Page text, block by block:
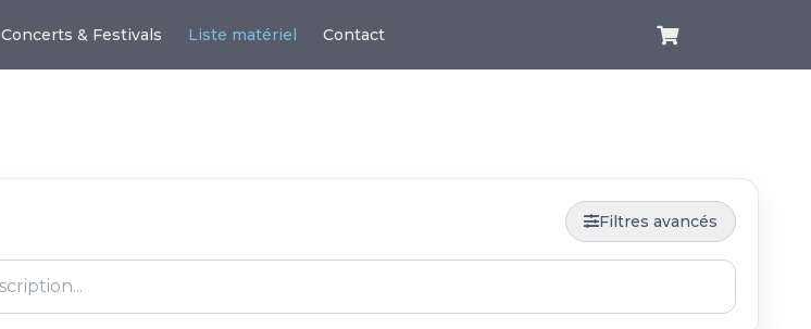
Concerts & Festivals Liste matériel Contact
Filtres avancés